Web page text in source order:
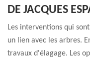
DE JACQUES
Les interventions qui
un lien avec les arbres.
travaux d'élagage. Les